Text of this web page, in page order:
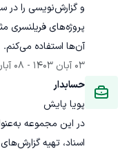
پروژه‌های
آن‌ها استفاده می‌کنم.
03 آبان 1403
- 08 آبان 1404
حسابدار
پویا پایش
در